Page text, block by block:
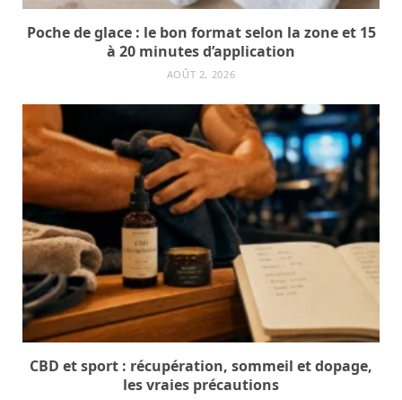
Poche de glace : le bon format selon la zone et 15
à 20 minutes d’application
AOÛT 2, 2026
CBD et sport : récupération, sommeil et dopage,
les vraies précautions